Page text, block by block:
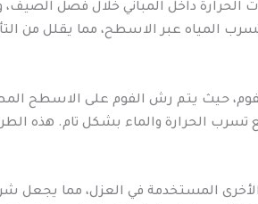
الحرارة داخل المباني خلال فصل
المياه عبر الاسطح، مما يقلل من
حيث يتم رش الفوم على الاسطح
تسرب الحرارة والماء بشكل تام. هذه
الأخرى المستخدمة في العزل، مما